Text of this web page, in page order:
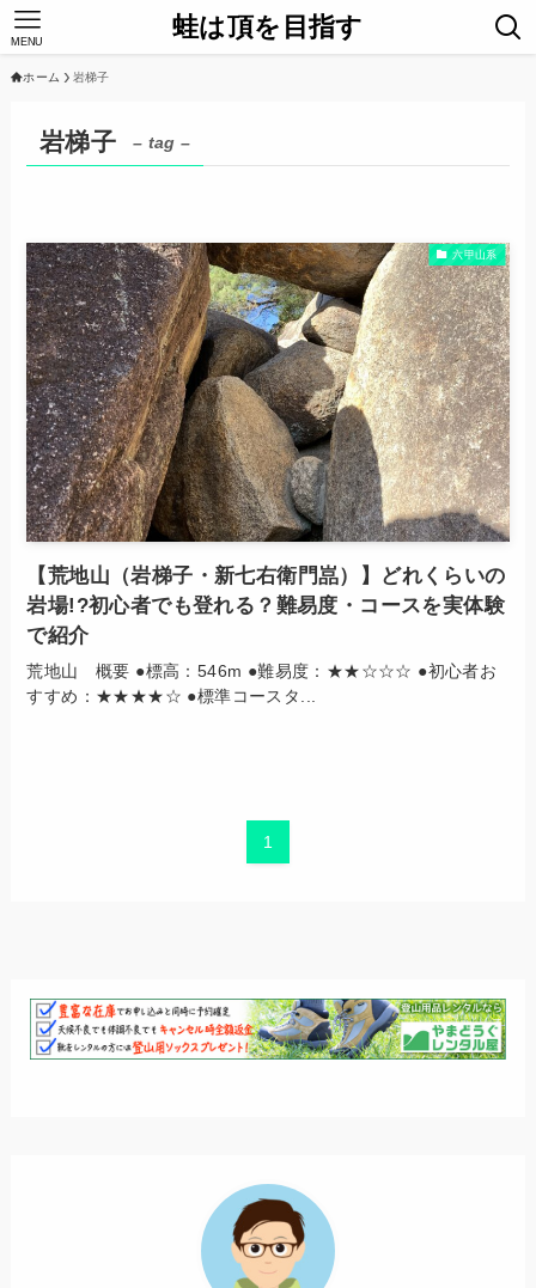
蛙は頂を目指す
MENU
ホーム 岩梯子
岩梯子 – tag –
六甲山系
【荒地山（岩梯子・新七右衛門嵓）】どれくらいの
岩場!?初心者でも登れる？難易度・コースを実体験
で紹介
荒地山 概要 ●標高：546m ●難易度：★★☆☆☆ ●初心者お
すすめ：★★★★☆ ●標準コースタ...
1